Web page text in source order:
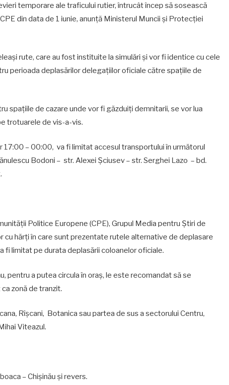
temporare ale traficului rutier, întrucât încep să sosească
din data de 1 iunie, anunță Ministerul Muncii și Protecției
rute, care au fost instituite la simulări și vor fi identice cu cele
perioada deplasărilor delegațiilor oficiale către spațiile de
spațiile de cazare unde vor fi găzduiți demnitarii, se vor lua
trotuarele de vis-a-vis.
17:00 – 00:00, va fi limitat accesul transportului în următorul
Bodoni – str. Alexei Șciusev – str. Serghei Lazo – bd.
Politice Europene (CPE), Grupul Media pentru Știri de
cu hărți în care sunt prezentate rutele alternative de deplasare
fi limitat pe durata deplasării coloanelor oficiale.
pentru a putea circula în oraș, le este recomandat să se
zonă de tranzit.
Rîșcani, Botanica sau partea de sus a sectorului Centru,
Viteazul.
– Chișinău și revers.